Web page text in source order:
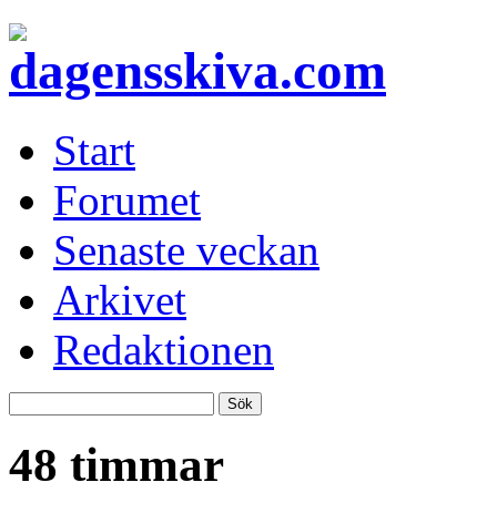
Start
Forumet
Senaste veckan
Arkivet
Redaktionen
48 timmar